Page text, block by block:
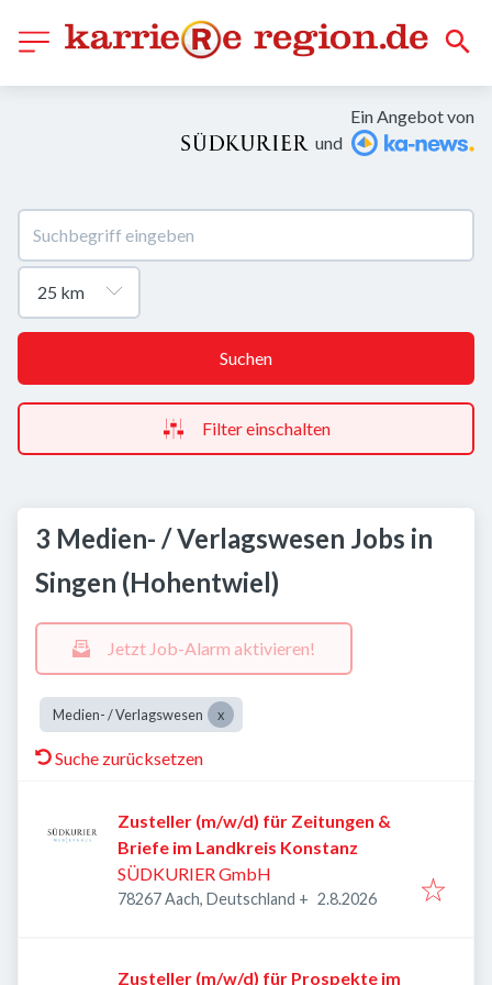
Ein Angebot von
und
Suchen
Filter einschalten
3 Medien- / Verlagswesen Jobs in
Singen (Hohentwiel)
Jetzt Job-Alarm aktivieren!
Medien- / Verlagswesen
Suche zurücksetzen
Zusteller (m/w/d) für Zeitungen &
Briefe im Landkreis Konstanz
SÜDKURIER GmbH
78267 Aach, Deutschland + Veröffentlicht
2.8.2026
Zusteller (m/w/d) für Prospekte im